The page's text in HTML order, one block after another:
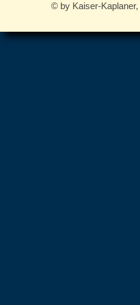
© by Kaiser-Kaplaner,